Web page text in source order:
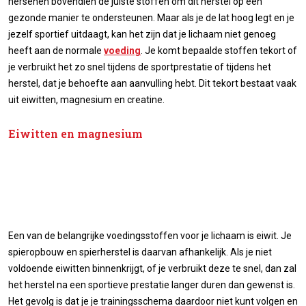
gezonde manier te ondersteunen. Maar als je de lat hoog legt en je
jezelf sportief uitdaagt, kan het zijn dat je lichaam niet genoeg
heeft aan de normale voeding . Je komt bepaalde stoffen tekort of
je verbruikt het zo snel tijdens de sportprestatie of tijdens het
herstel, dat je behoefte aan aanvulling hebt. Dit tekort bestaat vaak
uit eiwitten, magnesium en creatine.
Eiwitten en magnesium
Een van de belangrijke voedingsstoffen voor je lichaam is eiwit. Je
spieropbouw en spierherstel is daarvan afhankelijk. Als je niet
voldoende eiwitten binnenkrijgt, of je verbruikt deze te snel, dan zal
het herstel na een sportieve prestatie langer duren dan gewenst is.
Het gevolg is dat je je trainingsschema daardoor niet kunt volgen en